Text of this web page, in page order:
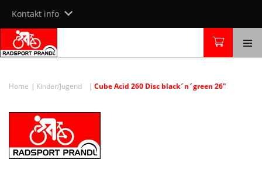
content
Kontakt info
Home Kinder/Jugend Cube Acid 260 Disc black´n´green 26″